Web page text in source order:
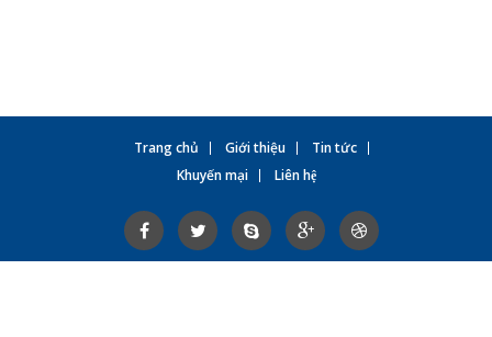
Trang chủ Giới thiệu
Tin tức
Khuyến mại
Liên hệ